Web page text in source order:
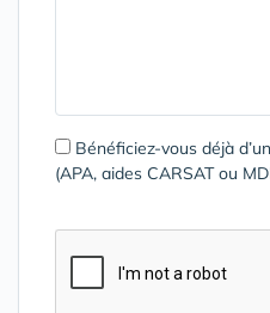
Bénéficiez-vous déjà
(APA, aides CARSAT ou